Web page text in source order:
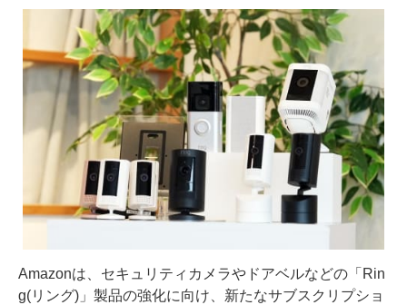
Amazonは、セキュリティカメラやドアベルなどの「Rin
g(リング)」製品の強化に向け、新たなサブスクリプショ